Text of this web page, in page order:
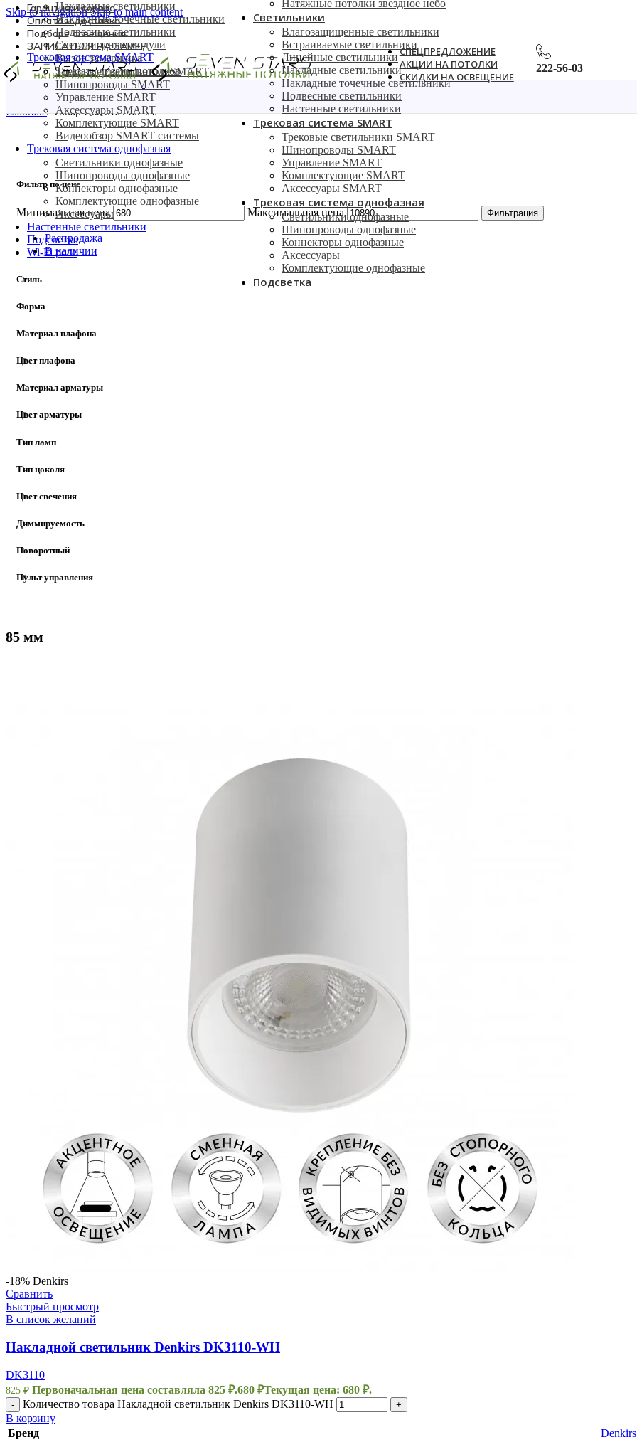
Skip to navigationSkip to main content
Гарантия и сервис
Оплата и доставка
Подборе освещения
ЗАПИСАТЬСЯ НА ЗАМЕР
Вызов замерщика
Заказать дизайн потолков
СПЕЦПРЕДЛОЖЕНИЕ
АКЦИИ НА ПОТОЛКИ
СКИДКИ НА ОСВЕЩЕНИЕ
222-56-03
Накладные светильники
Накладные точечные светильники
Подвесные светильники
Светодиодные модули
Трековая система SMART
Трековые светильники SMART
Шинопроводы SMART
Управление SMART
Аксессуары SMART
Комплектующие SMART
Видеообзор SMART системы
Трековая система однофазная
Светильники однофазные
Шинопроводы однофазные
Коннекторы однофазные
Комплектующие однофазные
Аксессуары
Настенные светильники
Подсветка
Wi-Fi реле
Натяжные потолки звездное небо
Светильники
Влагозащищенные светильники
Встраиваемые светильники
Линейные светильники
Накладные светильники
Накладные точечные светильники
Подвесные светильники
Настенные светильники
Трековая система SMART
Трековые светильники SMART
Шинопроводы SMART
Управление SMART
Комплектующие SMART
Аксессуары SMART
Трековая система однофазная
Светильники однофазные
Шинопроводы однофазные
Коннекторы однофазные
Аксессуары
Комплектующие однофазные
Подсветка
Главная/ Товар Высота/ 85 мм
Фильтр по цене
Минимальная цена Максимальная цена Фильтрация
Распродажа
В наличии
Стиль
Форма
Материал плафона
Цвет плафона
Материал арматуры
Цвет арматуры
Тип ламп
Тип цоколя
Цвет свечения
Диммируемость
Поворотный
Пульт управления
85 мм
-18% Denkirs
Сравнить
Быстрый просмотр
В список желаний
Накладной светильник Denkirs DK3110-WH
DK3110
825₽ Первоначальная цена составляла 825 ₽.680 ₽Текущая цена: 680 ₽.
- Количество товара Накладной светильник Denkirs DK3110-WH +
В корзину
Бренд
Denkirs